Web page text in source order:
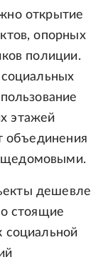
открытие
опорных
полиции.
этажей
объединения
дешевле
стоящие